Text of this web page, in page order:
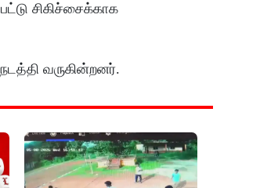
சிகிச்சைக்காக
வருகின்றனர்.